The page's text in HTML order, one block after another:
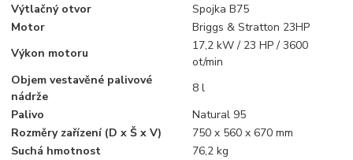
Výtlačný otvor
Spojka B75
Motor
Briggs & Stratton 23HP
Výkon motoru
17,2 kW / 23 HP / 3600
ot/min
Objem vestavěné palivové
nádrže
8 l
Palivo
Natural 95
Rozměry zařízení (D x Š x V)
750 x 560 x 670 mm
Suchá hmotnost
76,2 kg